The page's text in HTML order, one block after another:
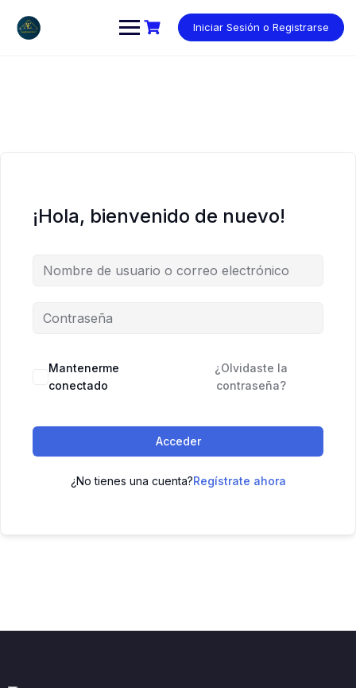
contenido
Iniciar Sesión o Registrarse
¡Hola, bienvenido de nuevo!
Mantenerme
conectado
¿Olvidaste la
contraseña?
Acceder
¿No tienes una cuenta?Regístrate ahora